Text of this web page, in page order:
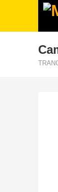
nội